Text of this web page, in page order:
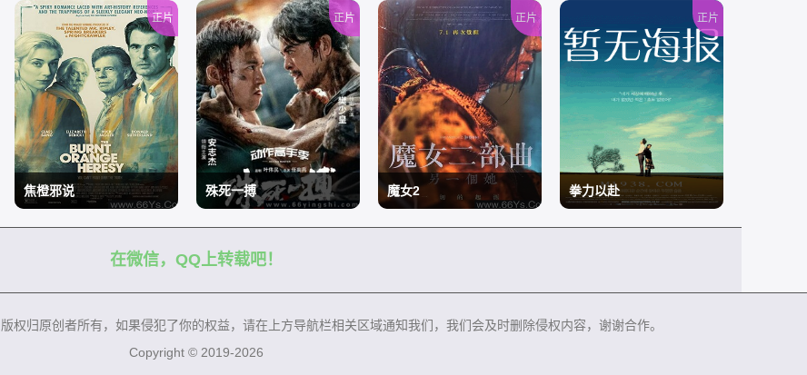
焦橙邪说
正片
殊死一搏
正片
魔女2
正片
拳力以赴
正片
在微信，QQ上转载吧！
权归原创者所有，如果侵犯了你的权益，请在上方导航栏相关区域通知我们，我们会及时删除侵权内容，谢谢合作。
Copyright © 2019-2026